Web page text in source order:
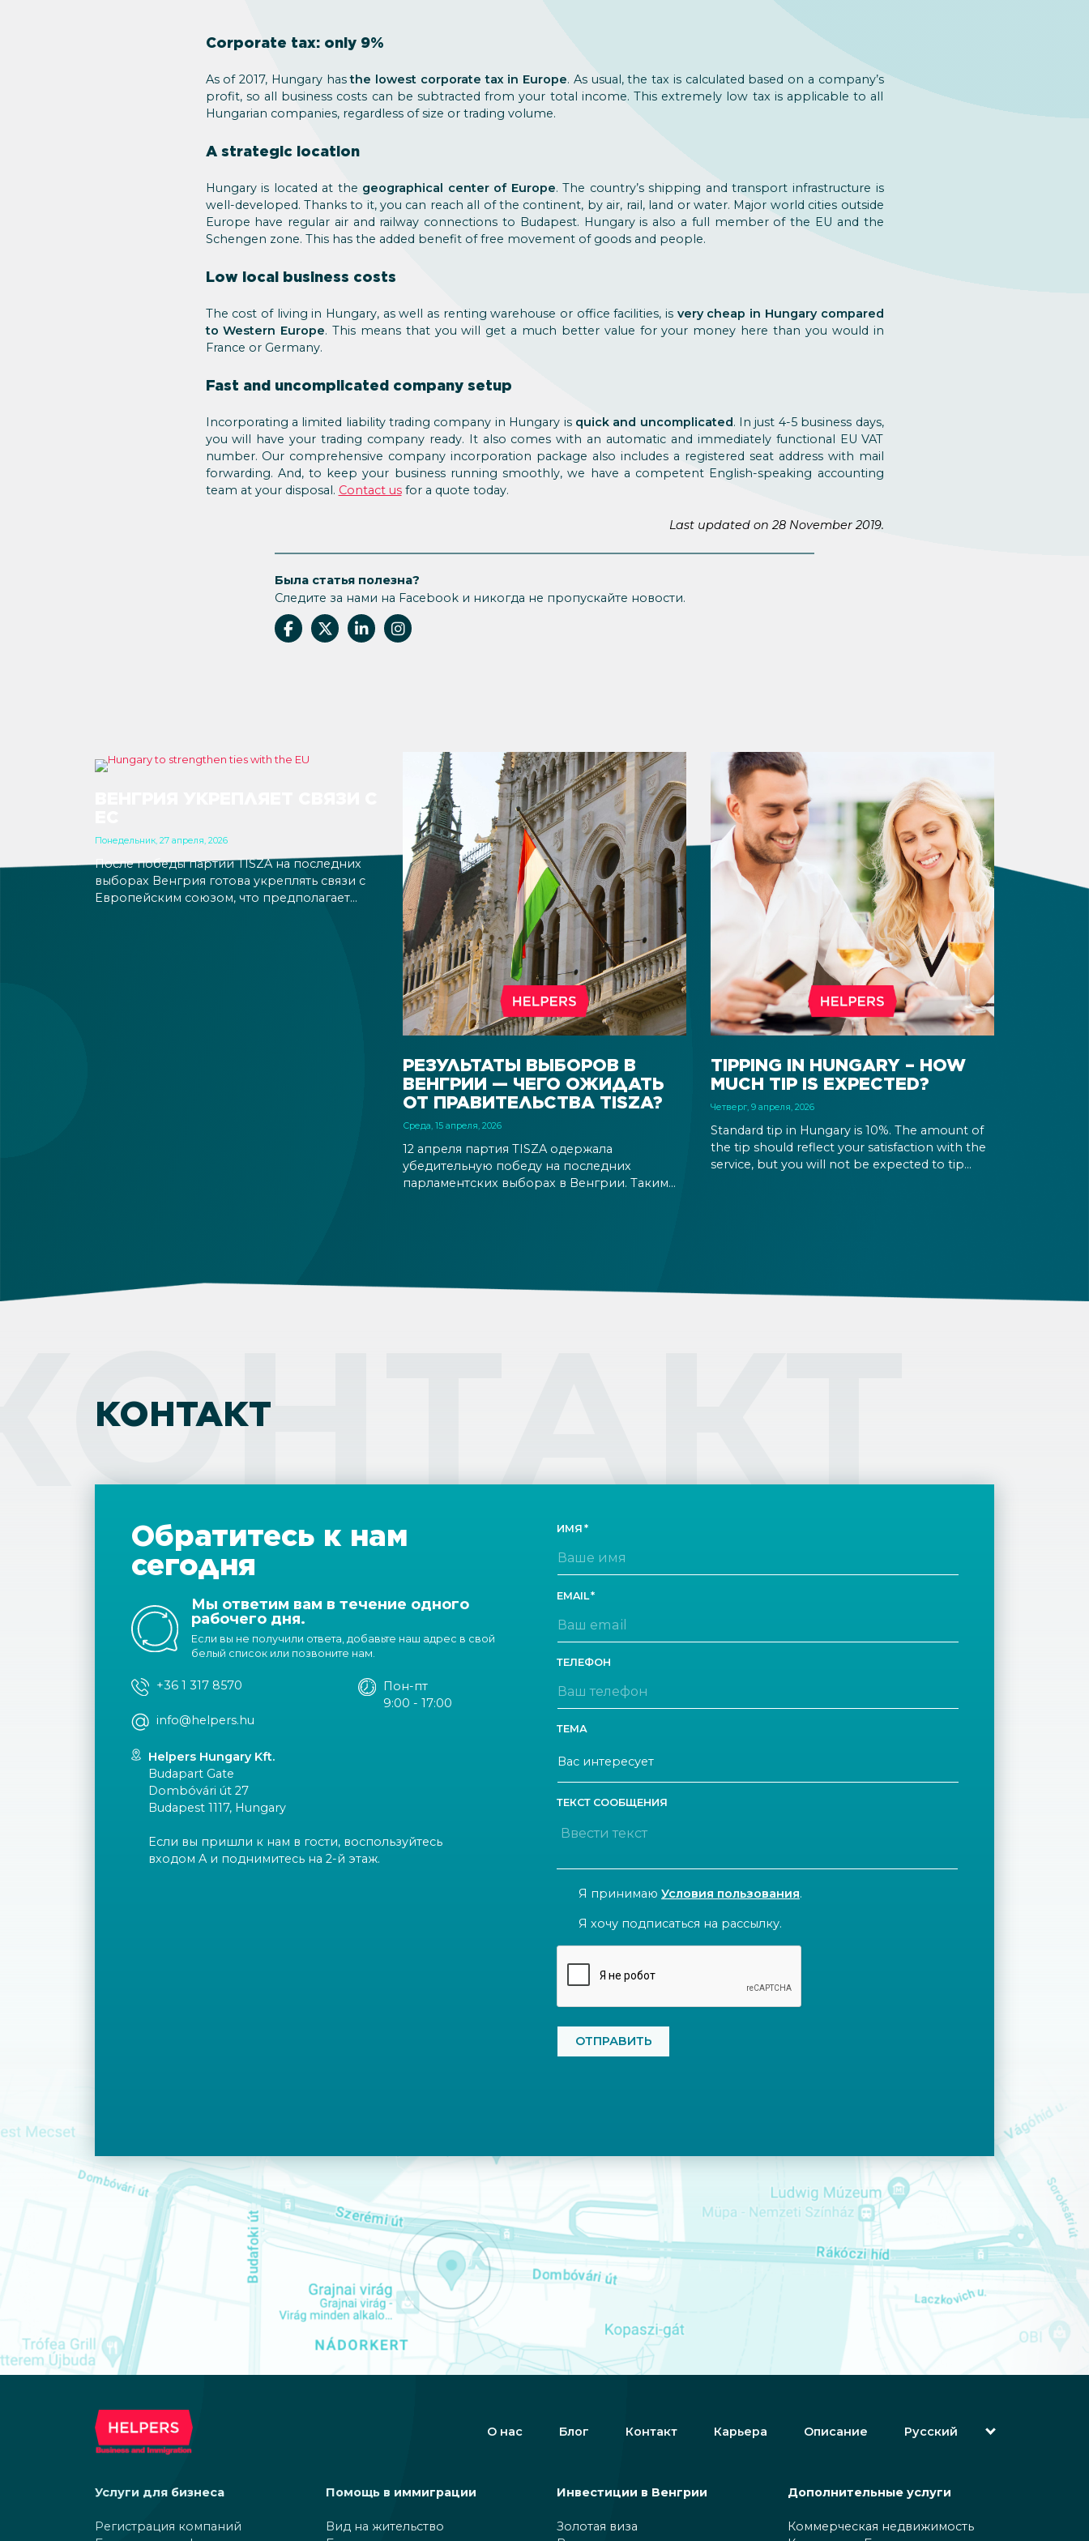
Corporate tax: only 9%
As of 2017, Hungary hasthe lowest corporate tax in Europe. As usual, the tax is calculated based on a company’s
profit, so all business costs can be subtracted from your total income. This extremely low tax is applicable to all
Hungarian companies, regardless of size or trading volume.
A strategic location
Hungary is located at the geographical center of Europe. The country’s shipping and transport infrastructure is
well-developed. Thanks to it, you can reach all of the continent, by air, rail, land or water. Major world cities outside
Europe have regular air and railway connections to Budapest. Hungary is also a full member of the EU and the
Schengen zone. This has the added benefit of free movement of goods and people.
Low local business costs
The cost of living in Hungary, as well as renting warehouse or office facilities, is very cheap in Hungary compared
to Western Europe. This means that you will get a much better value for your money here than you would in
France or Germany.
Fast and uncomplicated company setup
Incorporating a limited liability trading company in Hungary is quick and uncomplicated. In just 4-5 business days,
you will have your trading company ready. It also comes with an automatic and immediately functional EU VAT
number. Our comprehensive company incorporation package also includes a registered seat address with mail
forwarding. And, to keep your business running smoothly, we have a competent English-speaking accounting
team at your disposal. Contact usfor a quote today.
Last updated on 28 November 2019.
Была статья полезна?
Следите за нами на Facebook и никогда не пропускайте новости.
Понедельник, 27 апреля, 2026
После победы партии TISZA на последних
выборах Венгрия готова укреплять связи с
Европейским союзом, что предполагает
РЕЗУЛЬТАТЫ ВЫБОРОВ В
ВЕНГРИИ — ЧЕГО ОЖИДАТЬ
ОТ ПРАВИТЕЛЬСТВА TISZA?
Среда, 15 апреля, 2026
12 апреля партия TISZA одержала
убедительную победу на последних
парламентских выборах в Венгрии. Таким
правительство TISZA. В то же время
TIPPING IN HUNGARY – HOW
MUCH TIP IS EXPECTED?
Четверг, 9 апреля, 2026
Standard tip in Hungary is 10%. The amount of
the tip should reflect your satisfaction with the
service, but you will not be expected to tip
КОНТАКТ
Обратитесь к нам
сегодня
Мы ответим вам в течение одного
рабочего дня.
Если вы не получили ответа, добавьте наш адрес в свой
белый список или позвоните нам.
+36 1 317 8570
info@helpers.hu
Пон-пт
9:00 - 17:00
Helpers Hungary Kft.
Budapart Gate
Dombóvári út 27
Budapest 1117, Hungary
Если вы пришли к нам в гости, воспользуйтесь
входом A и поднимитесь на 2-й этаж.
ИМЯ
EMAIL
ТЕЛЕФОН
ТЕМА
ТЕКСТ СООБЩЕНИЯ
CONSENT
Я принимаю Условия пользования.
NEWSLETTER
Я хочу подписаться на рассылку.
CAPTCHA
О нас Блог Контакт Карьера Описание
Русский
(Арабский) العربية
Español (Испанский)
Услуги для бизнеса
Регистрация компаний
Помощь в иммиграции
Вид на жительство
Инвестиции в Венгрии
Золотая виза
Дополнительные услуги
Коммерческая недвижимость